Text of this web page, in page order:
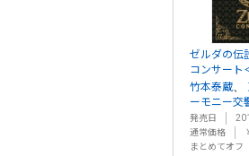
ゼルダの伝
コンサート
竹本泰蔵、
ーモニー交
発売日
通常価格
まとめてオフ